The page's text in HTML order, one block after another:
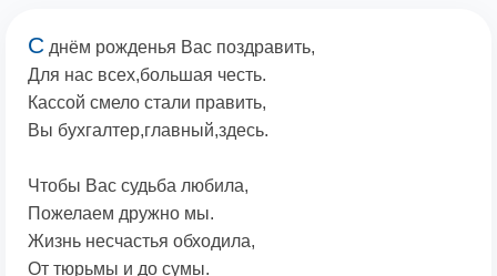
С днём рожденья Вас поздравить,
Для нас всех,большая честь.
Кассой смело стали править,
Вы бухгалтер,главный,здесь.
Чтобы Вас судьба любила,
Пожелаем дружно мы.
Жизнь несчастья обходила,
От тюрьмы и до сумы.